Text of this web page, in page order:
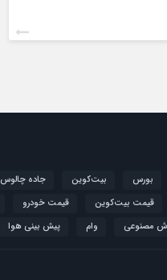
بورس بیت‌کوین جاده چالوس
قیمت بیت‌کوین قیمت خودرو
مصنوعی وام پیش بینی هوا